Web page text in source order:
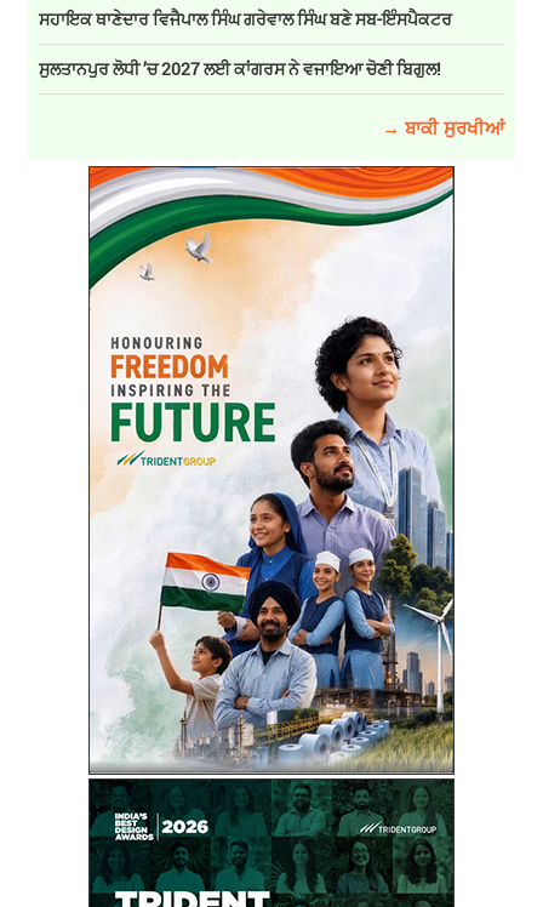
ਸਹਾਇਕ ਥਾਣੇਦਾਰ ਵਿਜੈਪਾਲ ਸਿੰਘ ਗਰੇਵਾਲ ਸਿੰਘ ਬਣੇ ਸਬ-ਇੰਸਪੈਕਟਰ
ਸੁਲਤਾਨਪੁਰ ਲੋਧੀ ’ਚ 2027 ਲਈ ਕਾਂਗਰਸ ਨੇ ਵਜਾਇਆ ਚੋਣੀ ਬਿਗੁਲ!
→ ਬਾਕੀ ਸੁਰਖੀਆਂ